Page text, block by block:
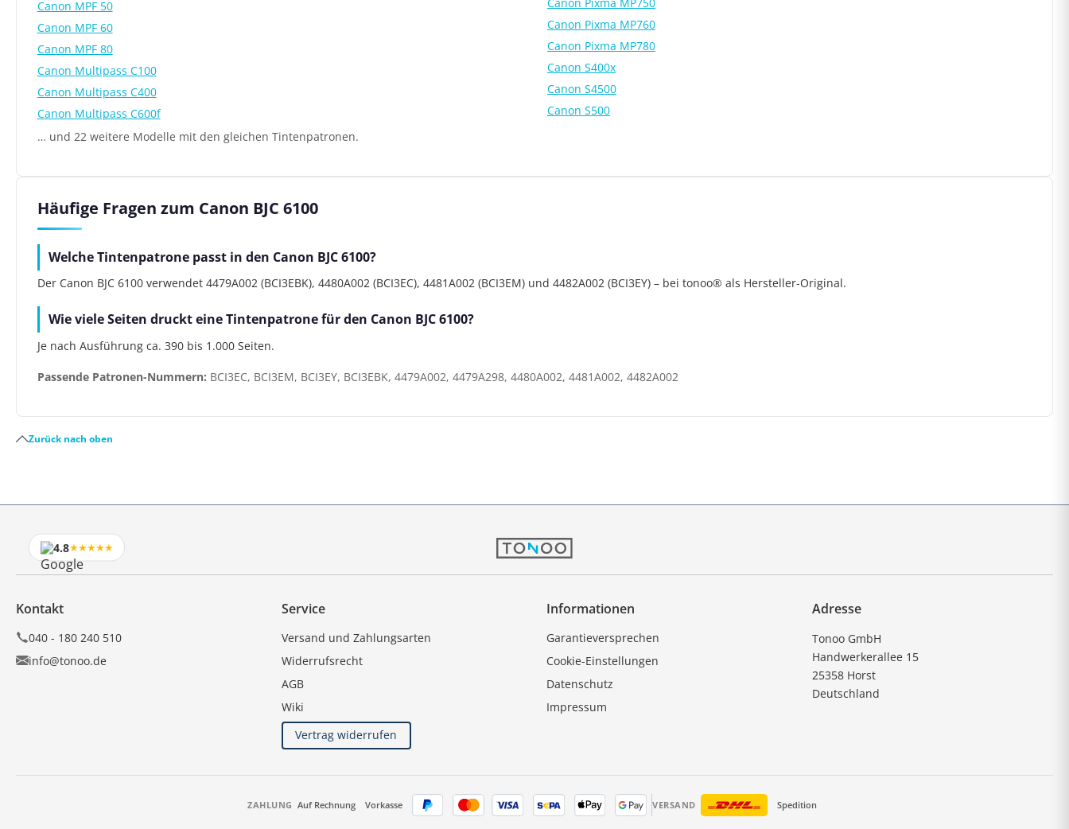
Canon MPF 50
Canon MPF 60
Canon MPF 80
Canon Multipass C100
Canon Multipass C400
Canon Multipass C600f
Canon Pixma MP750
Canon Pixma MP760
Canon Pixma MP780
Canon S400x
Canon S4500
Canon S500
… und 22 weitere Modelle mit den gleichen Tintenpatronen.
Häufige Fragen zum Canon BJC 6100
Welche Tintenpatrone passt in den Canon BJC 6100?
Der Canon BJC 6100 verwendet 4479A002 (BCI3EBK), 4480A002 (BCI3EC), 4481A002 (BCI3EM) und 4482A002 (BCI3EY) – bei tonoo® als Hersteller-Original.
Wie viele Seiten druckt eine Tintenpatrone für den Canon BJC 6100?
Je nach Ausführung ca. 390 bis 1.000 Seiten.
Passende Patronen-Nummern: BCI3EC, BCI3EM, BCI3EY, BCI3EBK, 4479A002, 4479A298, 4480A002, 4481A002, 4482A002
Zurück nach oben
4.8★★★★★
Kontakt
040 - 180 240 510
info@tonoo.de
Service
Versand und Zahlungsarten
Widerrufsrecht
AGB
Wiki
Vertrag widerrufen
Informationen
Garantieversprechen
Cookie-Einstellungen
Datenschutz
Impressum
Adresse
Tonoo GmbH
Handwerkerallee 15
25358 Horst
Deutschland
ZAHLUNG Auf Rechnung Vorkasse VERSAND Spedition